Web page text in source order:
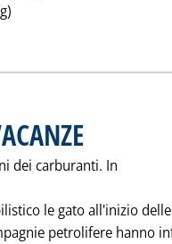
dei carburanti. In
le gato all'inizio delle
petrolifere hanno